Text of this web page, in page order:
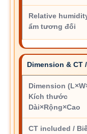
Relative
ẩm tương đối
Dimension &
Dimension
Kích thước
Dài×Rộng×Cao
CT included /